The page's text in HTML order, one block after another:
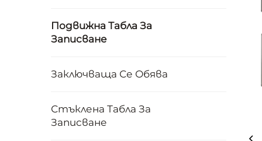
Подвижна Табла За
Записване
Заключваща Се Обява
Стъклена Табла За
Записване